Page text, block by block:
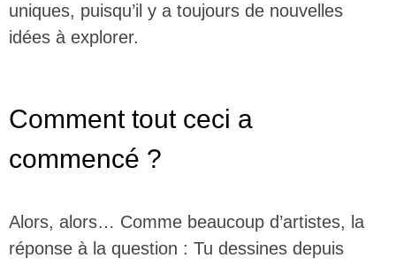
uniques, puisqu’il y a toujours de nouvelles
idées à explorer.
Comment tout ceci a
commencé ?
Alors, alors… Comme beaucoup d’artistes, la
réponse à la question : Tu dessines depuis